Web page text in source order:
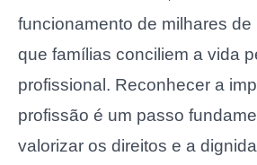
funcionamento de milhares de
que famílias conciliem a vida
profissional. Reconhecer a
profissão é um passo
valorizar os direitos e a